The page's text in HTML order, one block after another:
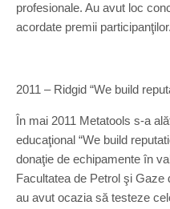
profesionale. Au avut loc
acordate premii participanţilor.
2011 – Ridgid “We build
În mai 2011 Metatools s-a
educaţional “We build
donaţie de echipamente în
Facultatea de Petrol şi Gaze
au avut ocazia să testeze